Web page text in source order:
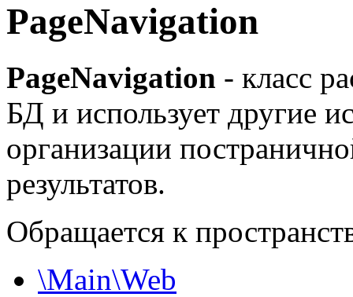
PageNavigation
PageNavigation - класс
БД и использует другие
организации
результатов.
Обращается к
\Main\Web